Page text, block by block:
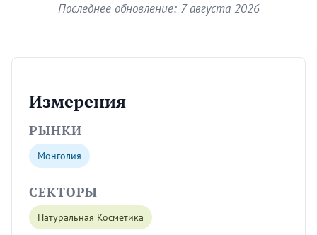
Последнее обновление: 7 августа 2026
Измерения
РЫНКИ
Монголия
СЕКТОРЫ
Натуральная Косметика